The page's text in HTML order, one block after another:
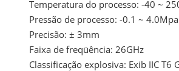
Temperatura do processo: -40 ~
Pressão de processo: -0.1 ~ 4.0Mpa
Precisão: ± 3mm
Faixa de freqüência: 26GHz
Classificação explosiva: Exib IIC T6